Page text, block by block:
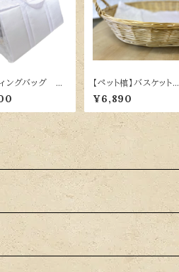
ングバッグ
【ペット棺】バスケット
柳S H57×D40.5×H11
専用布団付
¥6,890